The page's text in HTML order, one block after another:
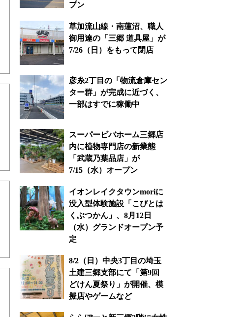
プン
草加流山線・南蓮沼、職人
御用達の「三郷 道具屋」が
7/26（日）をもって閉店
彦糸2丁目の「物流倉庫セン
ター群」が完成に近づく、
一部はすでに稼働中
スーパービバホーム三郷店
内に植物専門店の新業態
「武蔵乃葉品店」が
7/15（水）オープン
イオンレイクタウンmoriに
没入型体験施設「こびとは
くぶつかん」、8月12日
（水）グランドオープン予
定
8/2（日）中央3丁目の埼玉
土建三郷支部にて「第9回
どけん夏祭り」が開催、模
擬店やゲームなど